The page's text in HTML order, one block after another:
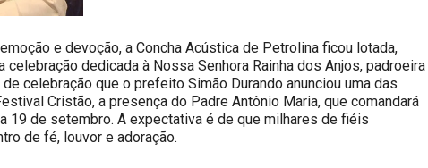
e devoção, a Concha Acústica de Petrolina ficou lotada,
dedicada à Nossa Senhora Rainha dos Anjos, padroeira
celebração que o prefeito Simão Durando anunciou uma das
Cristão, a presença do Padre Antônio Maria, que comandará
19 de setembro. A expectativa é de que milhares de fiéis
de fé, louvor e adoração.